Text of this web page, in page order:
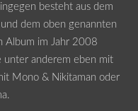
besteht aus dem
dem oben genannten
Album im Jahr 2008
unter anderem eben mit
Mono & Nikitaman oder